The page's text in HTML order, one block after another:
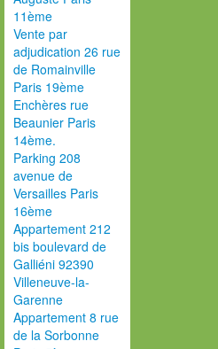
11ème
Vente par
adjudication 26 rue
de Romainville
Paris 19ème
Enchères rue
Beaunier Paris
14ème.
Parking 208
avenue de
Versailles Paris
16ème
Appartement 212
bis boulevard de
Galliéni 92390
Villeneuve-la-
Garenne
Appartement 8 rue
de la Sorbonne